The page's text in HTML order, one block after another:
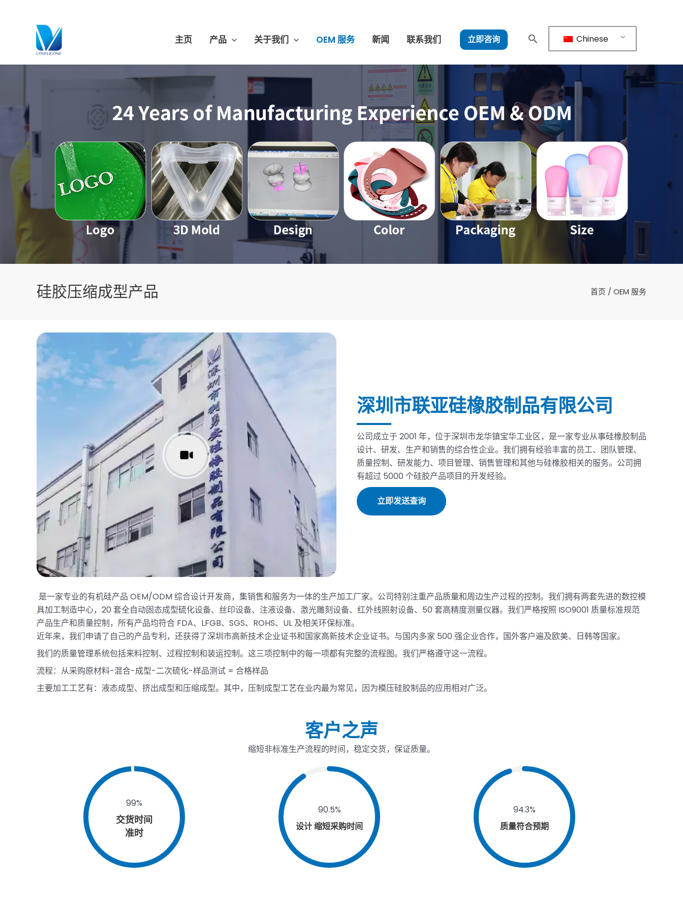
主页 产品 关于我们 OEM 服务 新闻 联系我们 立即咨询 Chinese
硅胶压缩成型产品 首页 / OEM 服务
深圳市联亚硅橡胶制品有限公司
公司成立于 2001 年，位于深圳市龙华镇宝华工业区，是一家专业从事硅橡胶制品
设计、研发、生产和销售的综合性企业。我们拥有经验丰富的员工、团队管理、
质量控制、研发能力、项目管理、销售管理和其他与硅橡胶相关的服务。公司拥
有超过 5000 个硅胶产品项目的开发经验。
立即发送查询
是一家专业的有机硅产品 OEM/ODM 综合设计开发商，集销售和服务为一体的生产加工厂家。公司特别注重产品质量和周边生产过程的控制。我们拥有两套先进的数控模
具加工制造中心，20 套全自动固态成型硫化设备、丝印设备、注液设备、激光雕刻设备、红外线照射设备、50 套高精度测量仪器。我们严格按照 ISO9001 质量标准规范
产品生产和质量控制，所有产品均符合 FDA、LFGB、SGS、ROHS、UL 及相关环保标准。
近年来，我们申请了自己的产品专利，还获得了深圳市高新技术企业证书和国家高新技术企业证书。与国内多家 500 强企业合作，国外客户遍及欧美、日韩等国家。
我们的质量管理系统包括来料控制、过程控制和装运控制。这三项控制中的每一项都有完整的流程图。我们严格遵守这一流程。
流程：从采购原材料-混合-成型-二次硫化-样品测试 = 合格样品
主要加工工艺有：液态成型、挤出成型和压缩成型。其中，压制成型工艺在业内最为常见，因为模压硅胶制品的应用相对广泛。
客户之声
缩短非标准生产流程的时间，稳定交货，保证质量。
99%
交货时间
准时
90.5%
设计 缩短采购时间
94.3%
质量符合预期